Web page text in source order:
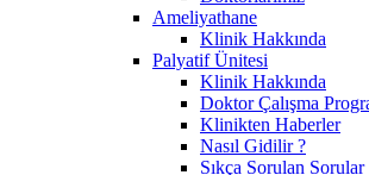
Ameliyathane
Klinik Hakkında
Palyatif Ünitesi
Klinik Hakkında
Doktor Çalışma
Klinikten Haberler
Nasıl Gidilir ?
Sıkça Sorulan Sorular